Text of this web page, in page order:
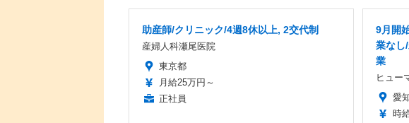
助産師/クリニック/4週8休以上, 2交代制
産婦人科瀬尾医院
東京都
月給25万円～
正社員
9月開
業なし
業
ヒュー
愛
時